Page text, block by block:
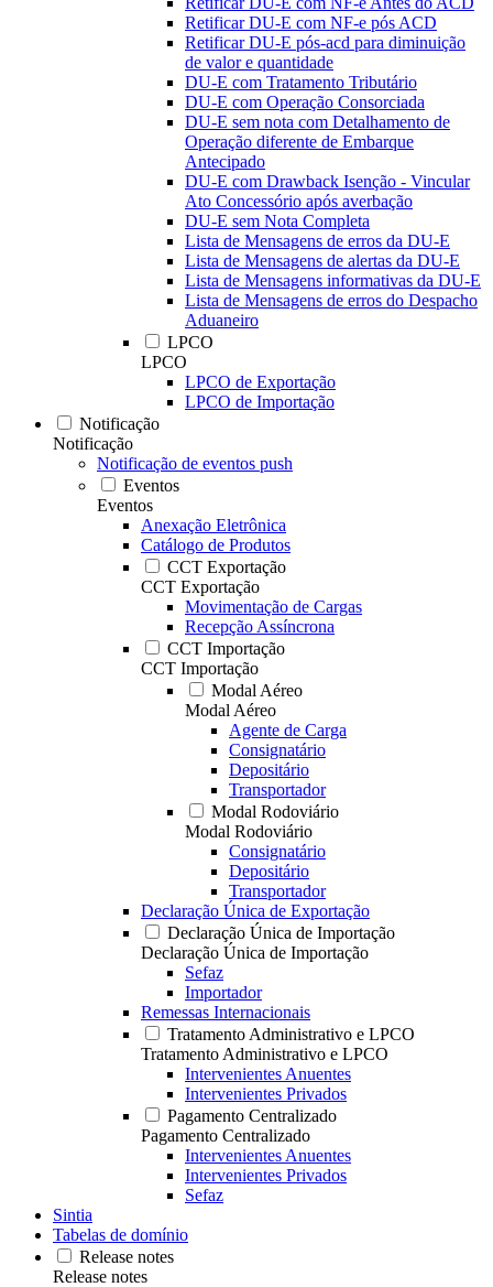
Retificar DU-E com NF-e pós ACD
Retificar DU-E pós-acd para diminuição
de valor e quantidade
DU-E com Tratamento Tributário
DU-E com Operação Consorciada
DU-E sem nota com Detalhamento de
Operação diferente de Embarque
Antecipado
DU-E com Drawback Isenção - Vincular
Ato Concessório após averbação
DU-E sem Nota Completa
Lista de Mensagens de erros da DU-E
Lista de Mensagens de alertas da DU-E
Lista de Mensagens informativas da DU-E
Lista de Mensagens de erros do Despacho
Aduaneiro
LPCO
LPCO
LPCO de Exportação
LPCO de Importação
Notificação
Notificação
Notificação de eventos push
Eventos
Eventos
Anexação Eletrônica
Catálogo de Produtos
CCT Exportação
CCT Exportação
Movimentação de Cargas
Recepção Assíncrona
CCT Importação
CCT Importação
Modal Aéreo
Modal Aéreo
Agente de Carga
Consignatário
Depositário
Transportador
Modal Rodoviário
Modal Rodoviário
Consignatário
Depositário
Transportador
Declaração Única de Exportação
Declaração Única de Importação
Declaração Única de Importação
Sefaz
Importador
Remessas Internacionais
Tratamento Administrativo e LPCO
Tratamento Administrativo e LPCO
Intervenientes Anuentes
Intervenientes Privados
Pagamento Centralizado
Pagamento Centralizado
Intervenientes Anuentes
Intervenientes Privados
Sefaz
Sintia
Tabelas de domínio
Release notes
Release notes